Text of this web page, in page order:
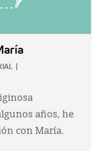
años, he
con María.